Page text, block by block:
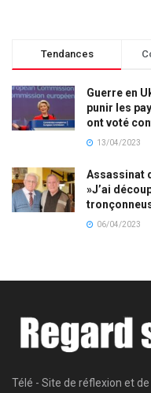
Tendances
Guerre en
punir les
ont voté
13/04/2023
Assassinat
»J’ai
06/04/2023
Télé - Site de réflexion et